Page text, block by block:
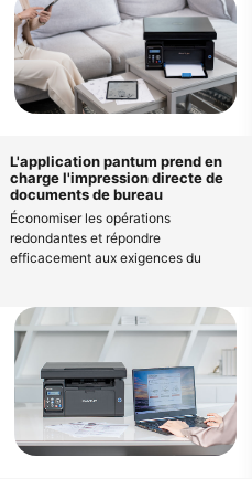
L'application pantum prend en
charge l'impression directe de
documents de bureau
Économiser les opérations
redondantes et répondre
efficacement aux exigences du